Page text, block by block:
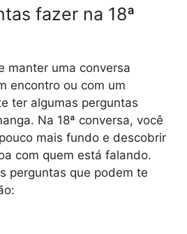
fazer na 18ª
manter uma conversa
encontro ou com um
ter algumas perguntas
Na 18ª conversa, você
mais fundo e descobrir
com quem está falando.
perguntas que podem te